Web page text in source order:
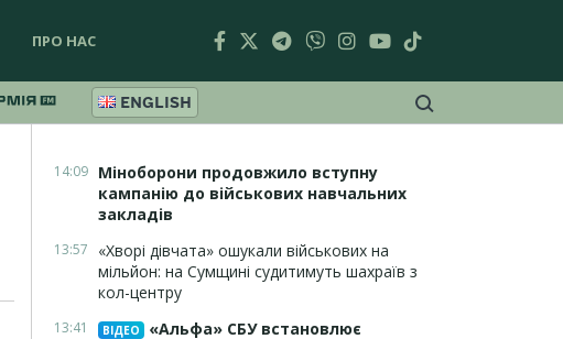
ПРО НАС
ENGLISH
14:09 Міноборони продовжило вступну
кампанію до військових навчальних
закладів
13:57
«Хворі дівчата» ошукали військових на
мільйон: на Сумщині судитимуть шахраїв з
кол-центру
13:41 ВІДЕО
«Альфа» СБУ встановлює